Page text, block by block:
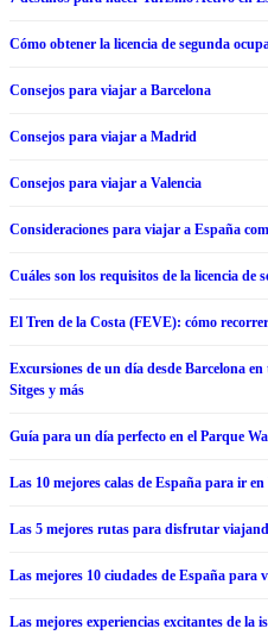
Cómo obtener la licencia de segunda
Consejos para viajar a Barcelona
Consejos para viajar a Madrid
Consejos para viajar a Valencia
Consideraciones para viajar a España
Cuáles son los requisitos de la licencia de
El Tren de la Costa (FEVE): cómo
Excursiones de un día desde Barcelona
Sitges y más
Guía para un día perfecto en el Parque
Las 10 mejores calas de España para ir
Las 5 mejores rutas para disfrutar
Las mejores 10 ciudades de España para
Las mejores experiencias excitantes de la